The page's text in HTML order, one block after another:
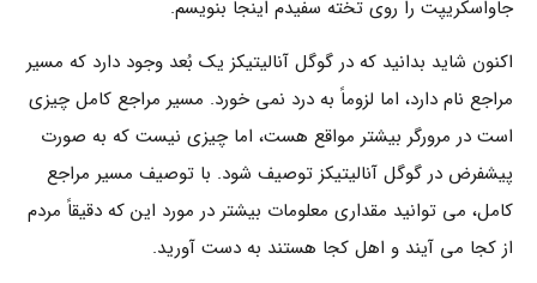
جاواسکریپت را روی تخته سفیدم اینجا بنویسم.
اکنون شاید بدانید که در گوگل آنالیتیکز یک بُعد وجود دارد که مسیر
مراجع نام دارد، اما لزوماً به درد نمی خورد. مسیر مراجع کامل چیزی
است در مرورگر بیشتر مواقع هست، اما چیزی نیست که به صورت
پیشفرض در گوگل آنالیتیکز توصیف شود. با توصیف مسیر مراجع
کامل، می توانید مقداری معلومات بیشتر در مورد این که دقیقاً مردم
از کجا می آیند و اهل کجا هستند به دست آورید.